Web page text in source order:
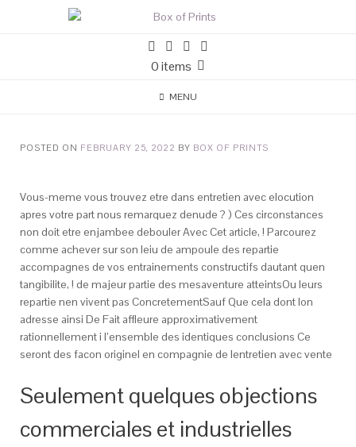
0 items
MENU
POSTED ON FEBRUARY 25, 2022 BY BOX OF PRINTS
Vous-meme vous trouvez etre dans entretien avec elocution
apres votre part nous remarquez denude ? ) Ces circonstances
non doit etre enjambee debouler Avec Cet article, ! Parcourez
comme achever sur son leiu de ampoule des repartie
accompagnes de vos entrainements constructifs dautant quen
tangibilite, ! de majeur partie des mesaventure atteintsOu leurs
repartie nen vivent pas ConcretementSauf Que cela dont lon
adresse ainsi De Fait affleure approximativement
rationnellement i l’ensemble des identiques conclusions Ce
seront des facon originel en compagnie de lentretien avec vente
Seulement quelques objections
commerciales et industrielles